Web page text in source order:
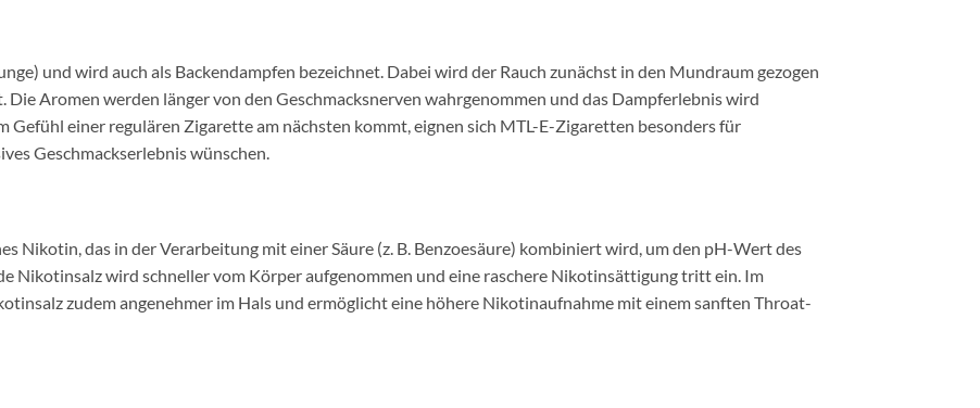
und wird auch als Backendampfen bezeichnet. Dabei wird der Rauch zunächst in den Mundraum gezogen
Aromen werden länger von den Geschmacksnerven wahrgenommen und das Dampferlebnis wird
Gefühl einer regulären Zigarette am nächsten kommt, eignen sich MTL-E-Zigaretten besonders für
Geschmackserlebnis wünschen.
Nikotin, das in der Verarbeitung mit einer Säure (z. B. Benzoesäure) kombiniert wird, um den pH-Wert des
Nikotinsalz wird schneller vom Körper aufgenommen und eine raschere Nikotinsättigung tritt ein. Im
zudem angenehmer im Hals und ermöglicht eine höhere Nikotinaufnahme mit einem sanften Throat-